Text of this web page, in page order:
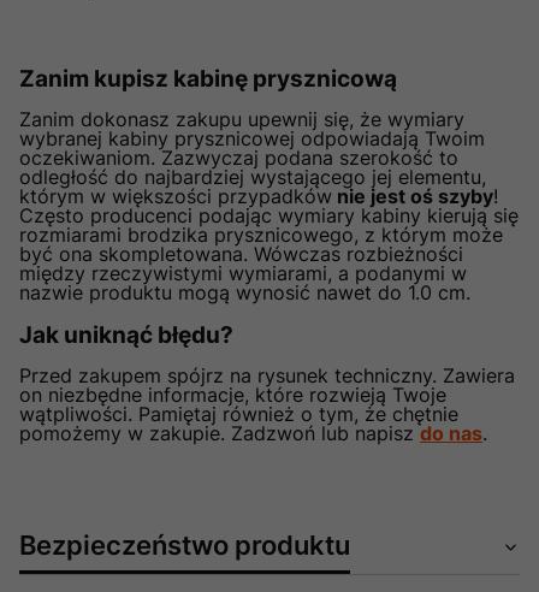
Zanim kupisz kabinę prysznicową
Zanim dokonasz zakupu upewnij się, że wymiary
wybranej kabiny prysznicowej odpowiadają Twoim
oczekiwaniom. Zazwyczaj podana szerokość to
odległość do najbardziej wystającego jej elementu,
którym w większości przypadków nie jest oś szyby!
Często producenci podając wymiary kabiny kierują się
rozmiarami brodzika prysznicowego, z którym może
być ona skompletowana. Wówczas rozbieżności
między rzeczywistymi wymiarami, a podanymi w
nazwie produktu mogą wynosić nawet do 1.0 cm.
Jak uniknąć błędu?
Przed zakupem spójrz na rysunek techniczny. Zawiera
on niezbędne informacje, które rozwieją Twoje
wątpliwości. Pamiętaj również o tym, że chętnie
pomożemy w zakupie. Zadzwoń lub napiszdo nas.
Bezpieczeństwo produktu